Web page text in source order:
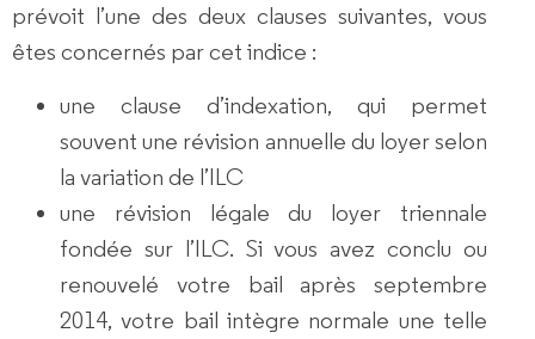
prévoit l’une des deux clauses suivantes, vous
êtes concernés par cet indice :
une clause d’indexation, qui permet
souvent une révision annuelle du loyer selon
la variation de l’ILC
une révision légale du loyer triennale
fondée sur l’ILC. Si vous avez conclu ou
renouvelé votre bail après septembre
2014, votre bail intègre normale une telle